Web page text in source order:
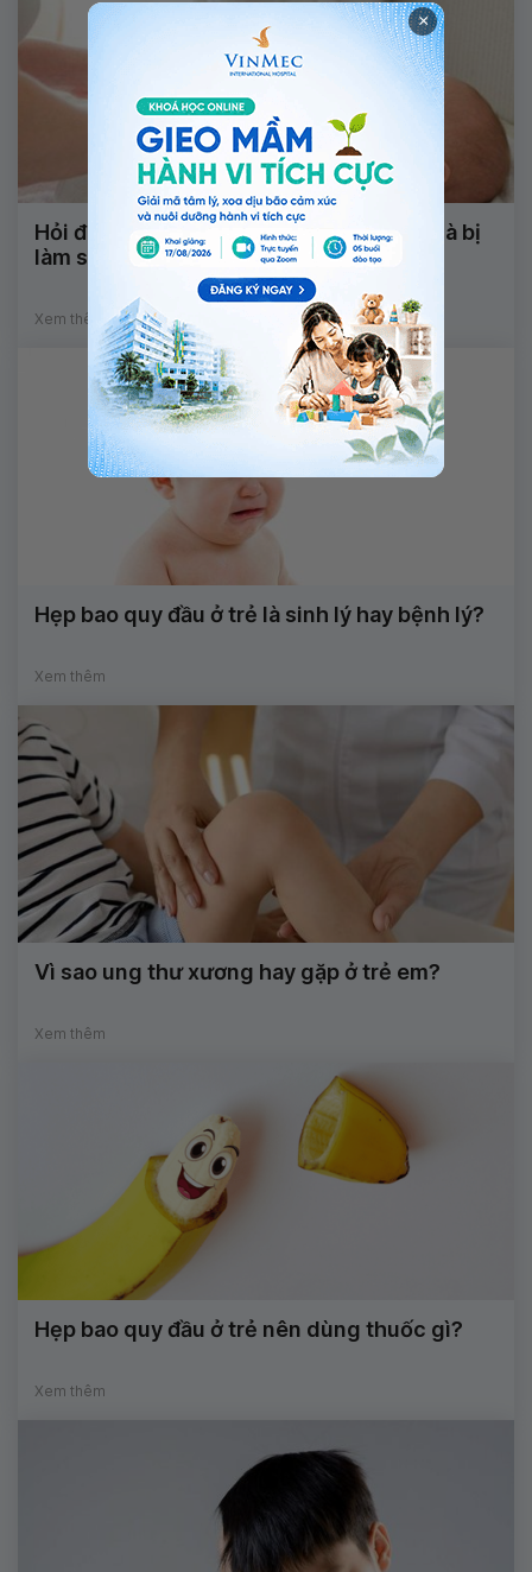
Hỏi đáp: Dương vật trẻ có cục trắng li ti là bị
làm sao?
Xem thêm
Hẹp bao quy đầu ở trẻ là sinh lý hay bệnh lý?
Xem thêm
Vì sao ung thư xương hay gặp ở trẻ em?
Xem thêm
Hẹp bao quy đầu ở trẻ nên dùng thuốc gì?
Xem thêm
×